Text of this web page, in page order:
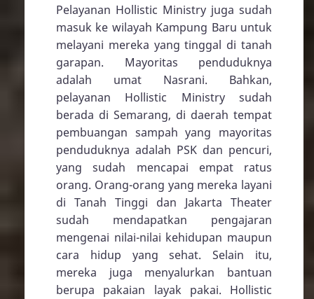
Pelayanan Hollistic Ministry juga sudah
masuk ke wilayah Kampung Baru untuk
melayani mereka yang tinggal di tanah
garapan. Mayoritas penduduknya
adalah umat Nasrani. Bahkan,
pelayanan Hollistic Ministry sudah
berada di Semarang, di daerah tempat
pembuangan sampah yang mayoritas
penduduknya adalah PSK dan pencuri,
yang sudah mencapai empat ratus
orang. Orang-orang yang mereka layani
di Tanah Tinggi dan Jakarta Theater
sudah mendapatkan pengajaran
mengenai nilai-nilai kehidupan maupun
cara hidup yang sehat. Selain itu,
mereka juga menyalurkan bantuan
berupa pakaian layak pakai. Hollistic